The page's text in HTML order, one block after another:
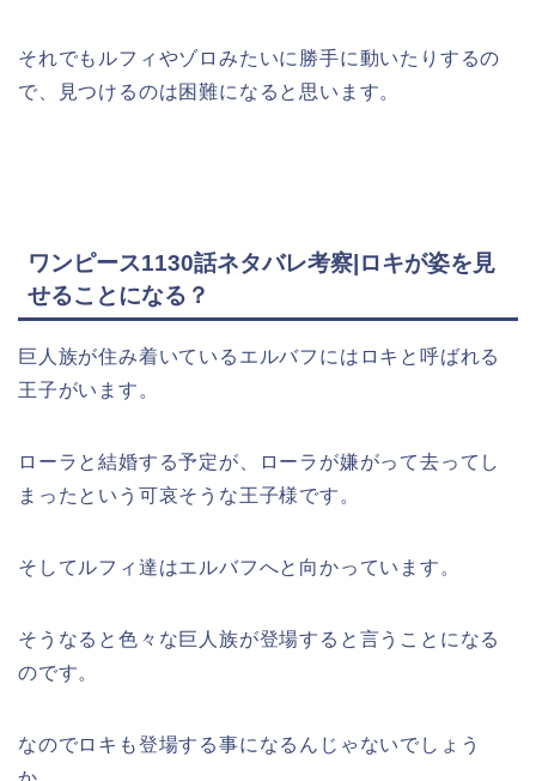
それでもルフィやゾロみたいに勝手に動いたりするの
で、見つけるのは困難になると思います。
ワンピース1130話ネタバレ考察|ロキが姿を見
せることになる？
巨人族が住み着いているエルバフにはロキと呼ばれる
王子がいます。
ローラと結婚する予定が、ローラが嫌がって去ってし
まったという可哀そうな王子様です。
そしてルフィ達はエルバフへと向かっています。
そうなると色々な巨人族が登場すると言うことになる
のです。
なのでロキも登場する事になるんじゃないでしょう